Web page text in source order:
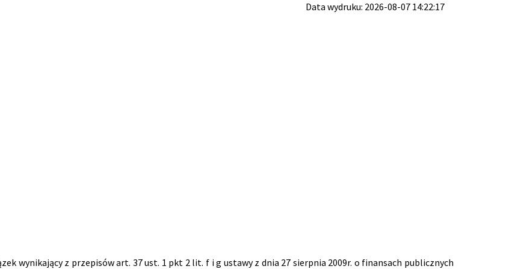
Data wydruku: 2026-08-07 14:22:17
wynikający z przepisów art. 37 ust. 1 pkt 2 lit. f i g ustawy z dnia 27 sierpnia 2009r. o finansach publicznych